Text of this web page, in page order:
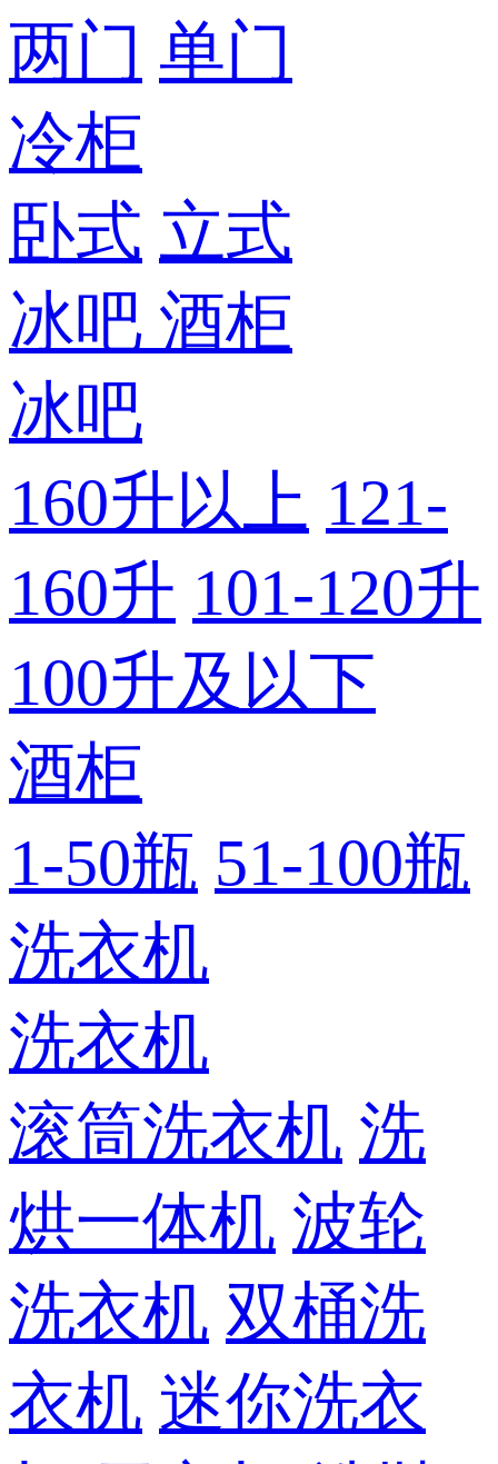
两门 单门
冷柜
卧式 立式
冰吧 酒柜
冰吧
160升以上 121-
160升 101-120升
100升及以下
酒柜
1-50瓶 51-100瓶
洗衣机
洗衣机
滚筒洗衣机 洗
烘一体机 波轮
洗衣机 双桶洗
衣机 迷你洗衣